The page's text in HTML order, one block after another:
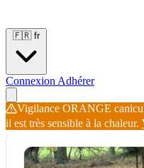
🇫🇷 fr
Connexion Adhérer
Vigilance ORANGE
il est très sensible à la chaleur.